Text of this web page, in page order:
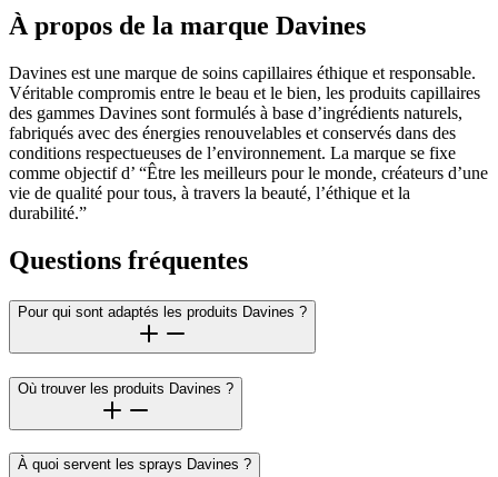
À propos de la marque Davines
Davines est une marque de soins capillaires éthique et responsable.
Véritable compromis entre le beau et le bien, les produits capillaires
des gammes Davines sont formulés à base d’ingrédients naturels,
fabriqués avec des énergies renouvelables et conservés dans des
conditions respectueuses de l’environnement. La marque se fixe
comme objectif d’ “Être les meilleurs pour le monde, créateurs d’une
vie de qualité pour tous, à travers la beauté, l’éthique et la
durabilité.”
Questions fréquentes
Pour qui sont adaptés les produits Davines ?
Où trouver les produits Davines ?
À quoi servent les sprays Davines ?